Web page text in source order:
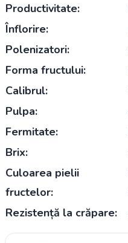
Productivitate:
Înflorire:
Polenizatori:
Forma fructului:
Calibrul:
Pulpa:
Fermitate:
Brix:
Culoarea pielii
fructelor:
Rezistență la crăpare: